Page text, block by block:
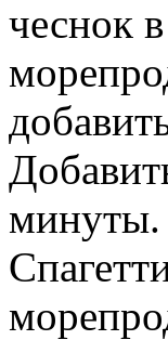
чеснок
минуты.